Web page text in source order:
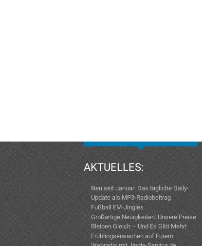
AKTUELLES:
Neu seit Januar: Das tägliche Daily-
Update als MP3-Radiobeitrag
Fußball EM-Jingles
Großartige Neuigkeiten: Unsere Preise
Bleiben Gleich – Und Es Gibt Mehr!
Frühlingserwachen auf Eurem